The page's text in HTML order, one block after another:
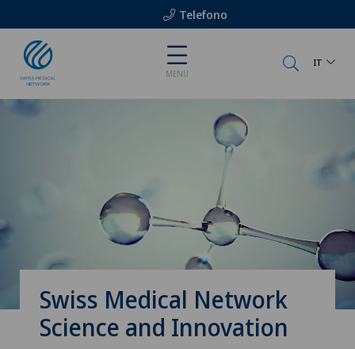
Telefono
MENU
IT
Swiss Medical Network
Science and Innovation